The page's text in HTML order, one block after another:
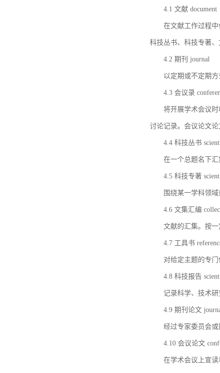
4.1 文献 document
在文献工作过程
科技丛书、科技专著
4.2 期刊 journal
以定期或不定期
4.3 会议录
将开展学术会议
讨论记录。会议论文
4.4 科技丛书
在一个总题名下
4.5 科技专著
围绕某一学科领
4.6 文集汇编
文献的汇集。按
4.7 工具书
对给定主题的专
4.8 科技报告
记录科学、技术
4.9 期刊论文
经过专家委员会
4.10 会议论文
在学术会议上宣